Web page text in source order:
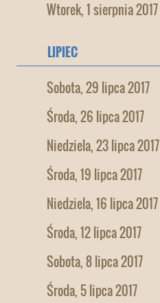
Wtorek, 1 sierpnia 2017
LIPIEC
Sobota, 29 lipca 2017
Środa, 26 lipca 2017
Niedziela, 23 lipca 2017
Środa, 19 lipca 2017
Niedziela, 16 lipca 2017
Środa, 12 lipca 2017
Sobota, 8 lipca 2017
Środa, 5 lipca 2017